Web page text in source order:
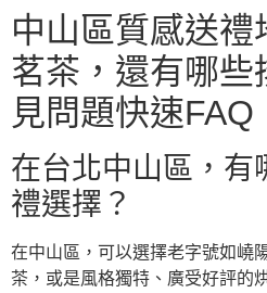
中山區質感送
茗茶，還有哪些
見問題快速FAQ
在台北中山區，有
禮選擇？
在中山區，可以選擇老字號如嶢
茶，或是風格獨特、廣受好評的